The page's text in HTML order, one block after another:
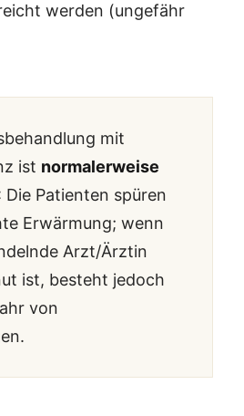
werden (ungefähr
mit
ist normalerweise
Die Patienten spüren
Erwärmung; wenn
Arzt/Ärztin
ist, besteht jedoch
von